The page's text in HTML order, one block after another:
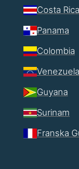
Costa Rica
Panama
Colombia
Venezuela
Guyana
Surinam
Franska